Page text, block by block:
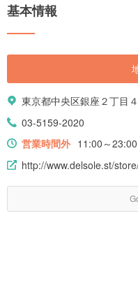
基本情報
東京都中央区銀座２丁目
03-5159-2020
営業時間外 11:00～23:00
http://www.delsole.st/